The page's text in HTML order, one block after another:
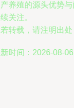
养殖的源头优势
关注。
转载，请注明出
时间：2026-08-